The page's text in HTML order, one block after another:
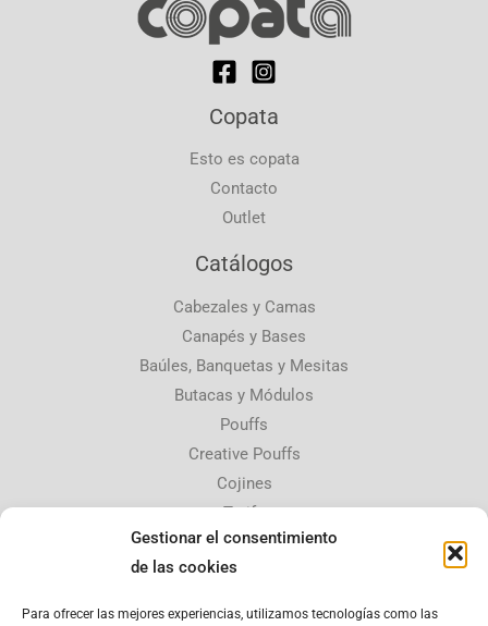
Gestionar el consentimiento
de las cookies
Para ofrecer las mejores experiencias, utilizamos tecnologías como las
Copata
Esto es copata
Contacto
Outlet
Catálogos
Cabezales y Camas
Canapés y Bases
Baúles, Banquetas y Mesitas
Butacas y Módulos
Pouffs
Creative Pouffs
Cojines
Tarifa
Contacta con nosotros